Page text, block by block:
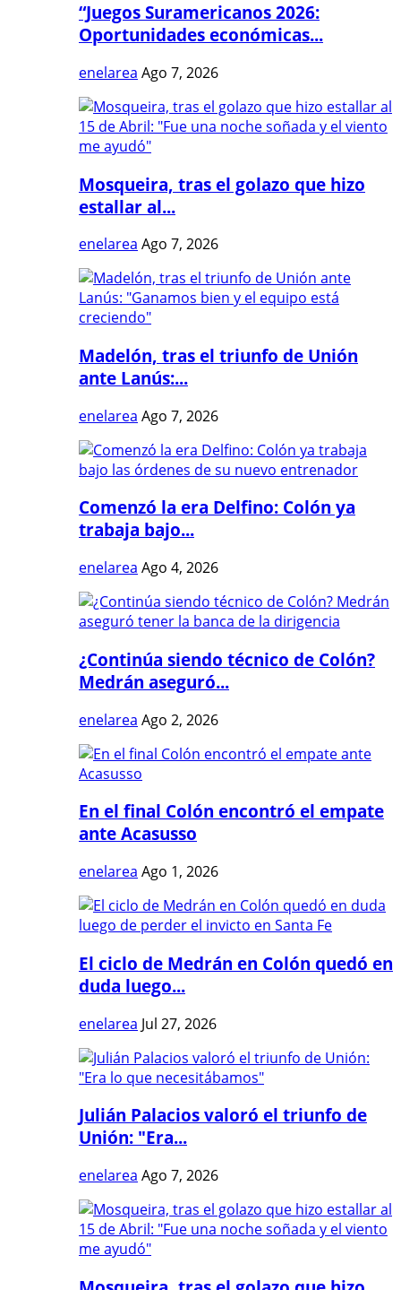
“Juegos Suramericanos 2026:
Oportunidades económicas...
enelarea Ago 7, 2026
Mosqueira, tras el golazo que hizo
estallar al...
enelarea Ago 7, 2026
Madelón, tras el triunfo de Unión
ante Lanús:...
enelarea Ago 7, 2026
Comenzó la era Delfino: Colón ya
trabaja bajo...
enelarea Ago 4, 2026
¿Continúa siendo técnico de Colón?
Medrán aseguró...
enelarea Ago 2, 2026
En el final Colón encontró el empate
ante Acasusso
enelarea Ago 1, 2026
El ciclo de Medrán en Colón quedó en
duda luego...
enelarea Jul 27, 2026
Julián Palacios valoró el triunfo de
Unión: "Era...
enelarea Ago 7, 2026